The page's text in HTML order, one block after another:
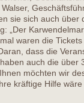
sie sich auch über
„Der
waren die
dass die
auch die über
möchten wir
kräftige Hilfe